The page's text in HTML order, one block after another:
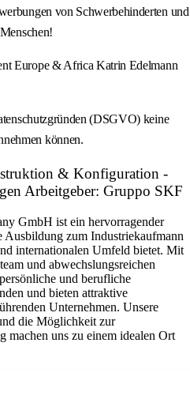
von Schwerbehinderten und
Europe & Africa Katrin Edelmann
(DSGVO) keine
können.
& Konfiguration -
Arbeitgeber: Gruppo SKF
GmbH ist ein hervorragender
Ausbildung zum Industriekaufmann
internationalen Umfeld bietet. Mit
und abwechslungsreichen
und berufliche
und bieten attraktive
Unternehmen. Unsere
die Möglichkeit zur
machen uns zu einem idealen Ort